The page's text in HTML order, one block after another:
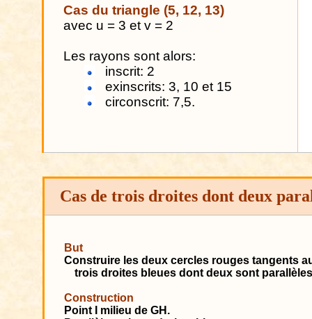
Cas du triangle (5, 12, 13)
avec u = 3 et v = 2
Les rayons sont alors:
inscrit: 2
exinscrits: 3, 10 et 15
circonscrit: 7,5.
Casde trois droites dont deux
But
Construire les deux cercles rouges tangents
trois droites bleues dont deux sont
Construction
Point I milieu de GH.